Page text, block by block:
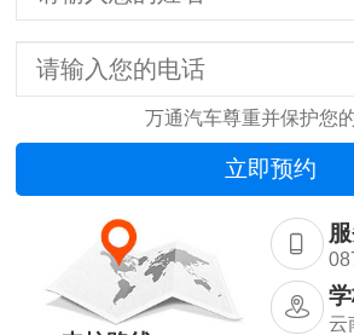
万通汽车尊重并保护您
云